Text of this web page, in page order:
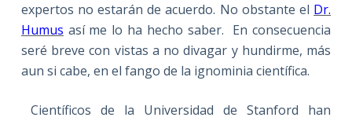
expertos no estarán de acuerdo. No obstante el Dr.
Humus así me lo ha hecho saber. En consecuencia
seré breve con vistas a no divagar y hundirme, más
aun si cabe, en el fango de la ignominia científica.
Científicos de la Universidad de Stanford han